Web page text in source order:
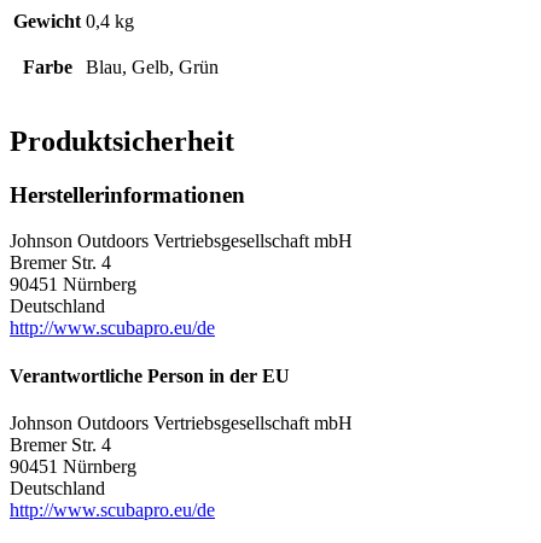
Gewicht 0,4 kg
Farbe Blau, Gelb, Grün
Produktsicherheit
Herstellerinformationen
Johnson Outdoors Vertriebsgesellschaft mbH
Bremer Str. 4
90451 Nürnberg
Deutschland
http://www.scubapro.eu/de
Verantwortliche Person in der EU
Johnson Outdoors Vertriebsgesellschaft mbH
Bremer Str. 4
90451 Nürnberg
Deutschland
http://www.scubapro.eu/de